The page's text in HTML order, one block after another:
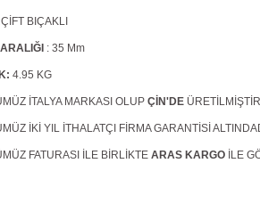
ÇİFT BIÇAKLI
: 35 Mm
4.95 KG
İTALYA MARKASI OLUP ÇİN'DE
İKİ YIL İTHALATÇI FİRMA GARANTİSİ
FATURASI İLE BİRLİKTE ARAS KARGO İLE